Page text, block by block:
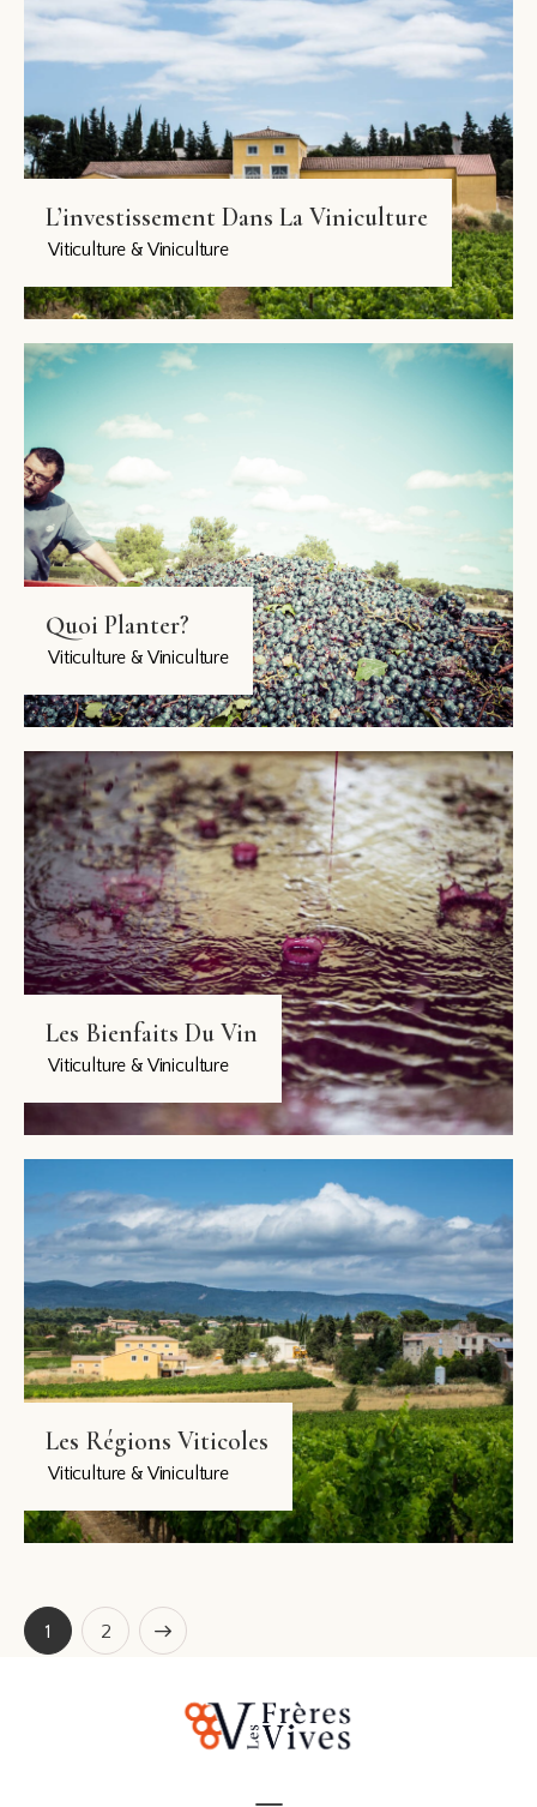
L’investissement Dans La Viniculture
Viticulture & Viniculture
Quoi Planter?
Viticulture & Viniculture
Les Bienfaits Du Vin
Viticulture & Viniculture
Les Régions Viticoles
Viticulture & Viniculture
1 2
>